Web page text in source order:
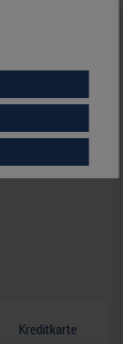
Kreditkarte